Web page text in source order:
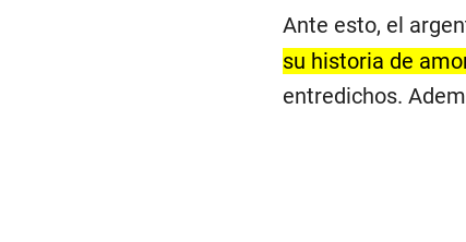
Ante esto, el
su historia de
entredichos.